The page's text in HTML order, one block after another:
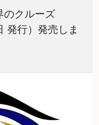
のクルーズ
発行）発売しま